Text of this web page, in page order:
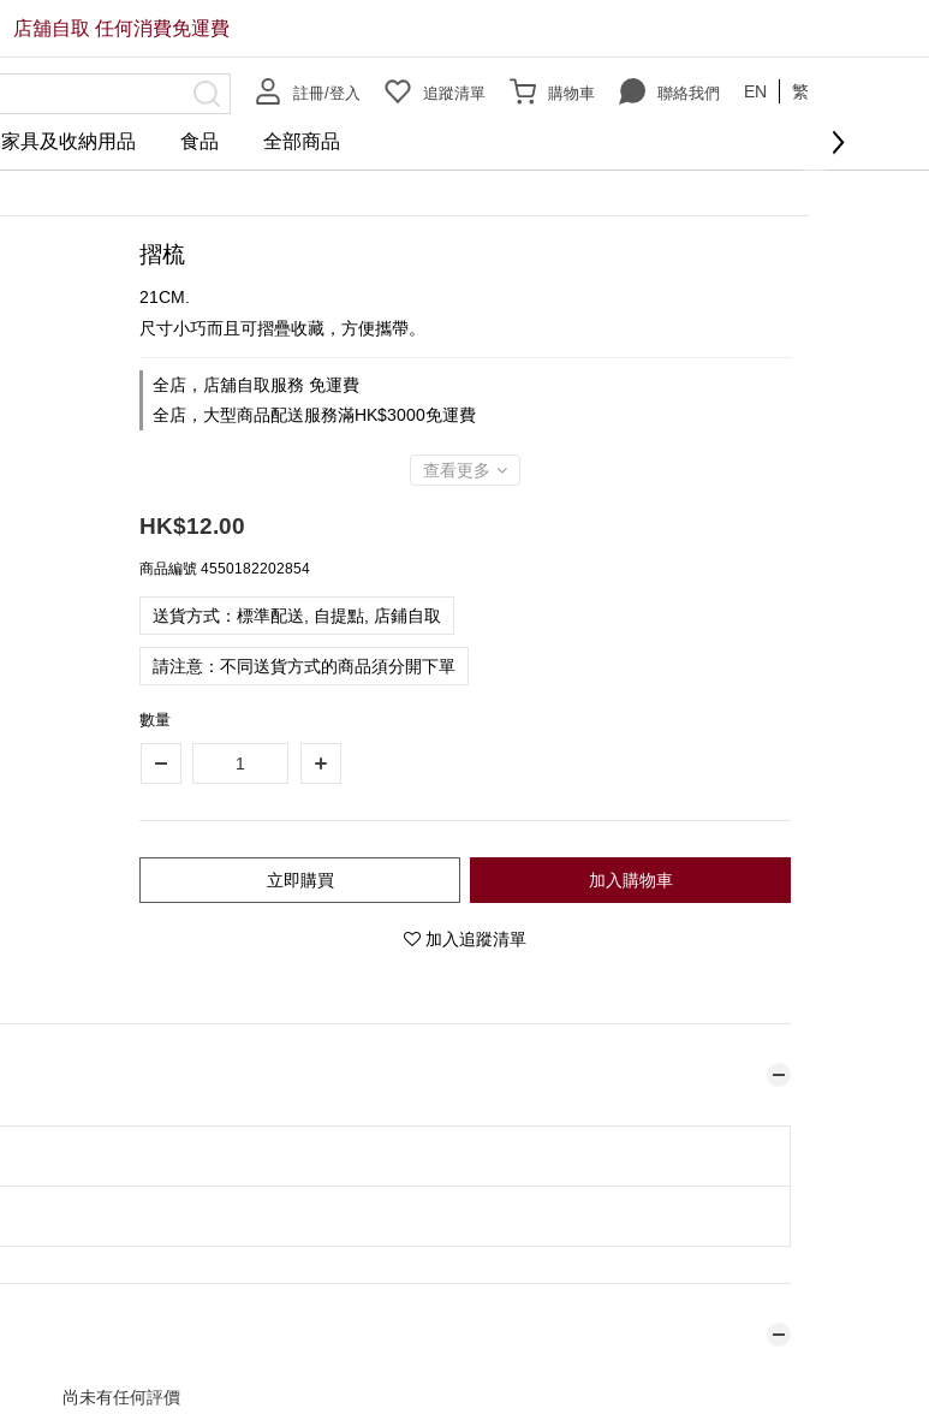
註冊/登入 追蹤清單 購物車 聯絡我們 EN 繁
家具及收納用品 食品 全部商品
店舖自取 任何消費免運費
摺梳
21CM.
尺寸小巧而且可摺疊收藏，方便攜帶。
全店，店舖自取服務 免運費
全店，大型商品配送服務滿HK$3000免運費
查看更多
HK$12.00
商品編號 4550182202854
送貨方式：標準配送, 自提點, 店鋪自取
請注意：不同送貨方式的商品須分開下單
數量
加入購物車
立即購買
加入追蹤清單
尚未有任何評價